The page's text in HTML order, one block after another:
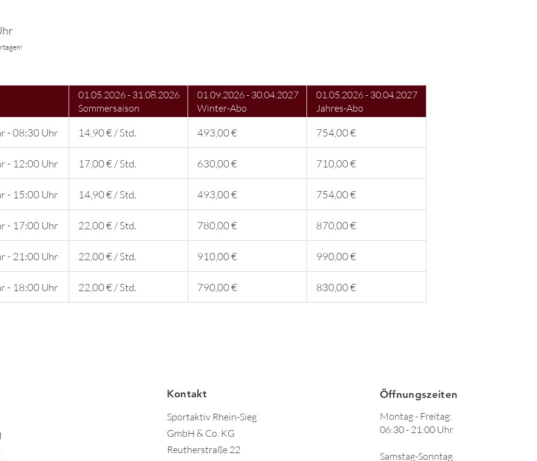
01.05.2026 - 31.08.2026
Sommersaison
01.09.2026 - 30.04.2027
Winter-Abo
01.05.2026 - 30.04.2027
Jahres-Abo
- 08:30 Uhr 14,90 € / Std. 493,00 € 754,00 €
- 12:00 Uhr 17,00 € / Std. 630,00 € 710,00 €
- 15:00 Uhr 14,90 € / Std. 493,00 € 754,00 €
- 17:00 Uhr 22,00 € / Std. 780,00 € 870,00 €
- 21:00 Uhr 22,00 € / Std. 910,00 € 990,00 €
- 18:00 Uhr 22,00 € / Std. 790,00 € 830,00 €
Kontakt
Sportaktiv Rhein-Sieg
GmbH & Co. KG
Reutherstraße 22
Öffnungszeiten
Montag - Freitag:
06:30 - 21:00 Uhr
Samstag-Sonntag